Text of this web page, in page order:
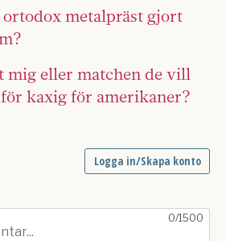
ortodox metalpräst gjort
mig eller matchen de vill
kaxig för amerikaner?